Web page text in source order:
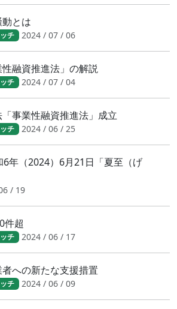
とは
チ 2024 / 07 / 06
融資推進法」の解説
チ 2024 / 07 / 04
事業性融資推進法」成立
チ 2024 / 06 / 25
（2024）6月21日「夏至（げ
/ 19
件超
チ 2024 / 06 / 17
への新たな支援措置
チ 2024 / 06 / 09